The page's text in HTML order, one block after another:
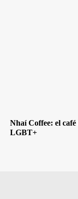
Nhaí Coffee: el
LGBT+